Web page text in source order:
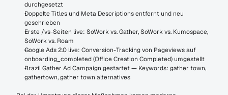
durchgesetzt
Doppelte Titles und Meta Descriptions entfernt und neu
geschrieben
Erste /vs-Seiten live: SoWork vs. Gather, SoWork vs. Kumospace,
SoWork vs. Roam
Google Ads 2.0 live: Conversion-Tracking von Pageviews auf
onboarding_completed (Office Creation Completed) umgestellt
Brazil Gather Ad Campaign gestartet — Keywords: gather town,
gathertown, gather town alternatives